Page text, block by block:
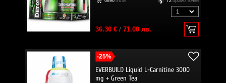
36.30 €/ 71.00 лв.
-25%
EVERBUILD Liquid L-Carnitine 3000
mg + Green Tea